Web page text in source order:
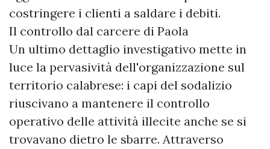
costringere i clienti a saldare i debiti.
​Il controllo dal carcere di Paola
​Un ultimo dettaglio investigativo mette in
luce la pervasività dell'organizzazione sul
territorio calabrese: i capi del sodalizio
riuscivano a mantenere il controllo
operativo delle attività illecite anche se si
trovavano dietro le sbarre. Attraverso